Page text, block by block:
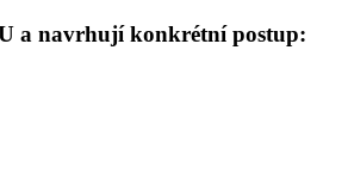
a navrhují konkrétní postup: